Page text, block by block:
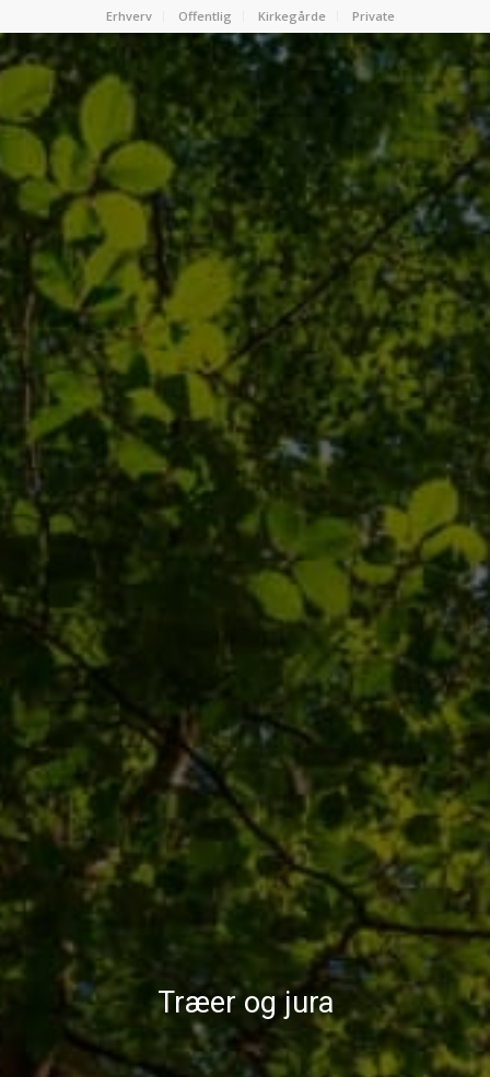
Erhverv Offentlig Kirkegårde Private
Træer og jura